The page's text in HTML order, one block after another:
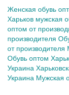
Женская обувь
Харьков мужская
оптом от
производителя
от производителя
Обувь оптом
Украина
Украина Мужская